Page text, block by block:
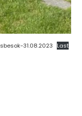
31.08.2023
Last